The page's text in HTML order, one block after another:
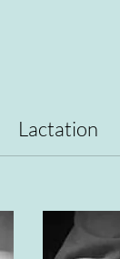
Lactation